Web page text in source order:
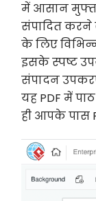
में आसान मुफ्त
संपादित
के लिए
इसके स्पष्ट
संपादन
यह PDF में
ही आपके पास